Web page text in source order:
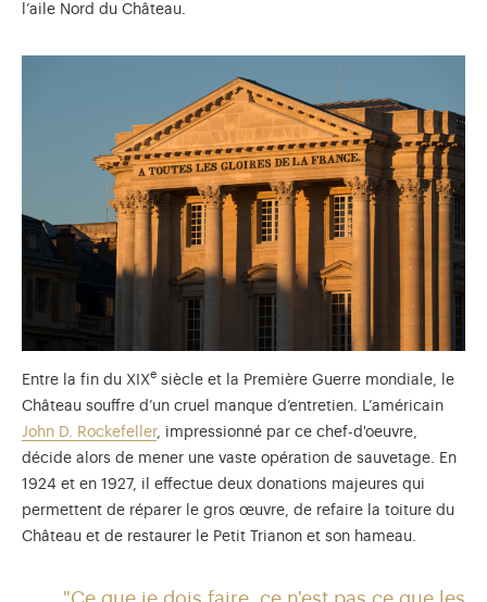
l’aile Nord du Château.
Entre la fin du XIXe siècle et la Première Guerre mondiale, le
Château souffre d’un cruel manque d’entretien. L’américain
John D. Rockefeller, impressionné par ce chef-d'oeuvre,
décide alors de mener une vaste opération de sauvetage. En
1924 et en 1927, il effectue deux donations majeures qui
permettent de réparer le gros œuvre, de refaire la toiture du
Château et de restaurer le Petit Trianon et son hameau.